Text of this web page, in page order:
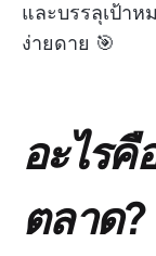
และบรรลุเป้า
ง่ายดาย 🎯
อะไร
ตลาด?